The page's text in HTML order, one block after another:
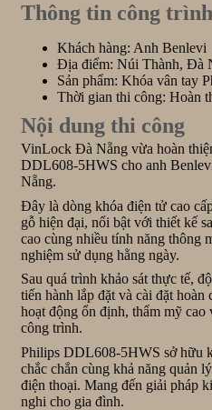
Thông tin công trình
Khách hàng: Anh Benlevi
Địa điểm: Núi Thành, Đà
Sản phẩm: Khóa vân tay
Thời gian thi công: Hoàn
Nội dung thi công
VinLock Đà Nẵng vừa hoàn
DDL608-5HWS cho anh
Nẵng.
Đây là dòng khóa điện tử cao
gỗ hiện đại, nổi bật với thiết kế
cao cùng nhiều tính năng thông
nghiệm sử dụng hằng ngày.
Sau quá trình khảo sát thực tế,
tiến hành lắp đặt và cài đặt
hoạt động ổn định, thẩm mỹ
công trình.
Philips DDL608-5HWS sở hữu
chắc chắn cùng khả năng quản
điện thoại. Mang đến giải pháp
nghi cho gia đình.